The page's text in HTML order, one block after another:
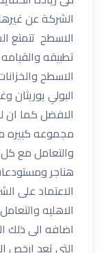
الشركة عن
الاسطح تتمتع
تطبيقه
الاسطح
البولي يوريثان
الافضل كما ان
مجموعه كبيره
والتعامل مع
هناجر
الاعتماد على
الاهليه
اضافه الى ذلك
التي تعد ارخص